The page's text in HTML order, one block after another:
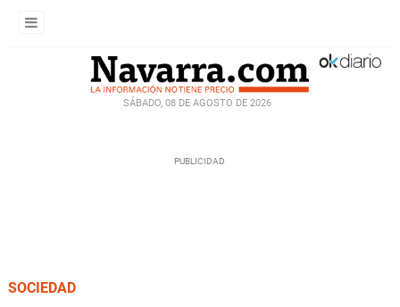
SÁBADO, 08 DE AGOSTO DE 2026
SOCIEDAD